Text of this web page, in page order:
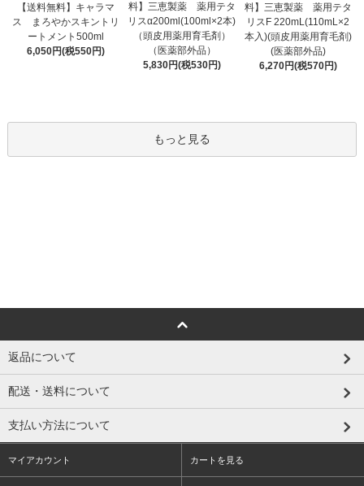
【送料無料】キャラマ
ス まろやかスキントリ
ートメント500ml
6,050円(税550円)
料】三恵製薬 薬用テタ
リスα200ml(100ml×2本)
（頭皮用薬用育毛剤）
（医薬部外品）
5,830円(税530円)
料】三恵製薬 薬用テタ
リスF 220mL(110mL×2
本入)(頭皮用薬用育毛剤)
(医薬部外品)
6,270円(税570円)
もっと見る
返品について
配送・送料について
支払い方法について
マイアカウント カートを見る